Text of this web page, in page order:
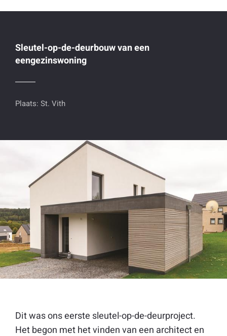
Sleutel-op-de-deurbouw van een
eengezinswoning
Plaats: St. Vith
Dit was ons eerste sleutel-op-de-deurproject.
Het begon met het vinden van een architect en